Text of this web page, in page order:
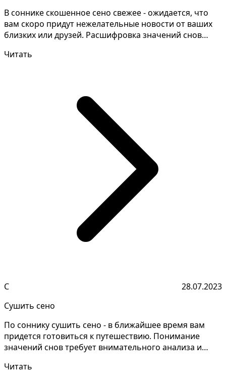
В соннике скошенное сено свежее - ожидается, что
вам скоро придут нежелательные новости от ваших
близких или друзей. Расшифровка значений снов
Читать
С
28.07.2023
Сушить сено
По соннику сушить сено - в ближайшее время вам
придется готовиться к путешествию. Понимание
значений снов требует внимательного анализа и
Читать